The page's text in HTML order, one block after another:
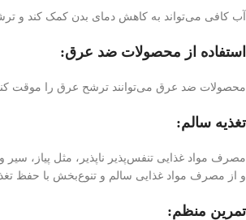
آب کافی می‌تواند به کاهش دمای بدن کمک کند و
استفاده از محصولات ضد عرق:
محصولات ضد عرق می‌توانند ترشح عرق را موقت
تغذیه سالم:
مصرف مواد غذایی تنفس‌پذیر ناپذیر، مثل پیاز، سیر
و از مصرف مواد غذایی سالم و تنوع‌بخش با حفظ
تمرین منظم: